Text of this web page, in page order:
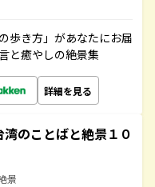
歩き方」があなたにお届
と癒やしの絶景集
詳細を見る
のことばと絶景１０
景